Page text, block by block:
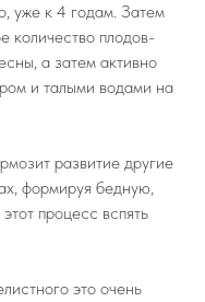
уже к 4 годам. Затем
количество плодов-
а затем активно
и талыми водами на
развитие другие
формируя бедную,
процесс вспять
это очень